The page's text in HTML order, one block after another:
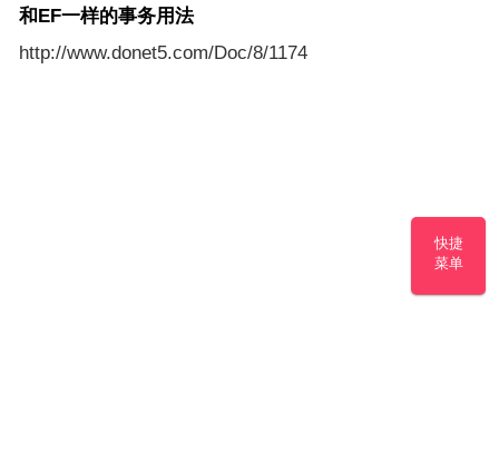
和EF一样的事务用法
http://www.donet5.com/Doc/8/1174
快捷
菜单